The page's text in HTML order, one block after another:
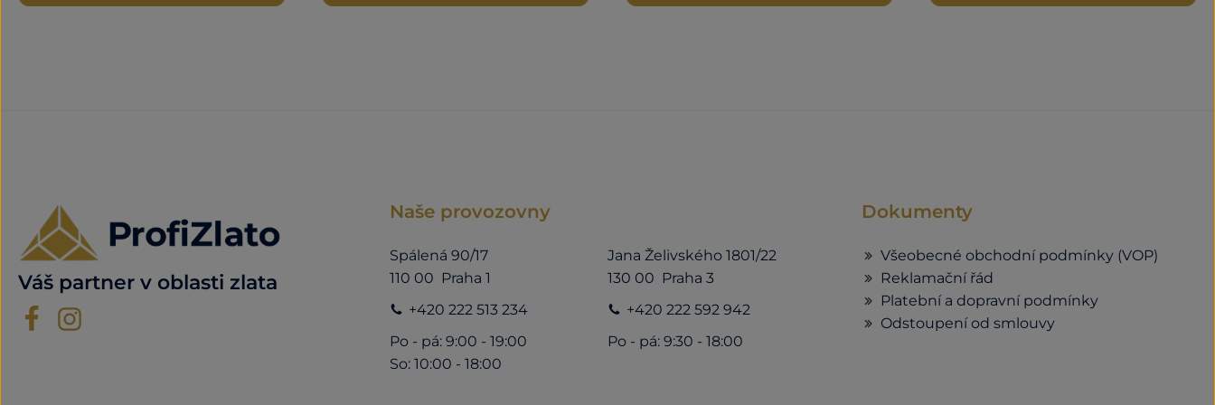
Váš partner v oblasti zlata
Naše provozovny
Spálená 90/17
110 00 Praha 1
+420 222 513 234
Po - pá: 9:00 - 19:00
So: 10:00 - 18:00
Jana Želivského 1801/22
130 00 Praha 3
+420 222 592 942
Po - pá: 9:30 - 18:00
Dokumenty
Všeobecné obchodní podmínky (VOP)
Reklamační řád
Platební a dopravní podmínky
Odstoupení od smlouvy